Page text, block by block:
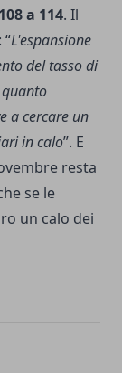
a 114. Il
L'espansione
del tasso di
a cercare un
in calo”. E
resta
se le
un calo dei